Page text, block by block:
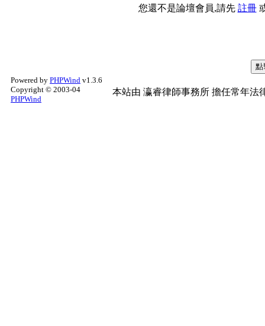
您還不是論壇會員,請先 註冊
Powered by PHPWind v1.3.6
Copyright © 2003-04
PHPWind
本站由 瀛睿律師事務所 擔任常年法